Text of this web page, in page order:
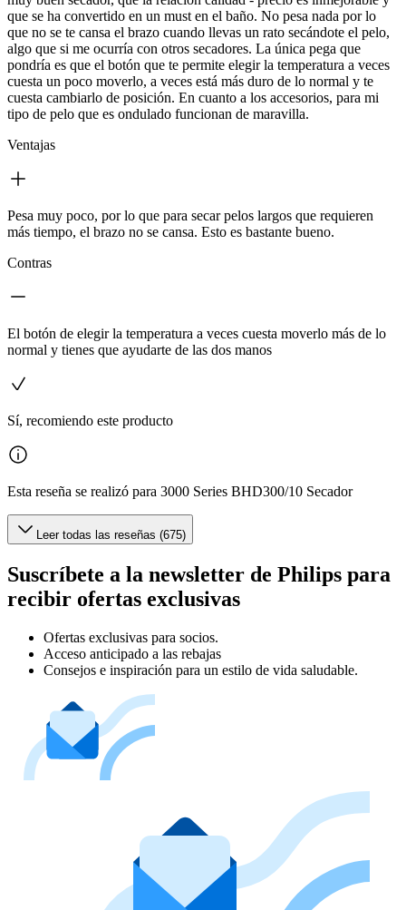
que se ha convertido en un must en el baño. No pesa nada por lo
que no se te cansa el brazo cuando llevas un rato secándote el pelo,
algo que si me ocurría con otros secadores. La única pega que
pondría es que el botón que te permite elegir la temperatura a veces
cuesta un poco moverlo, a veces está más duro de lo normal y te
cuesta cambiarlo de posición. En cuanto a los accesorios, para mi
tipo de pelo que es ondulado funcionan de maravilla.
Ventajas
Pesa muy poco, por lo que para secar pelos largos que requieren
más tiempo, el brazo no se cansa. Esto es bastante bueno.
Contras
El botón de elegir la temperatura a veces cuesta moverlo más de lo
normal y tienes que ayudarte de las dos manos
Sí, recomiendo este producto
Esta reseña se realizó para 3000 Series BHD300/10 Secador
Leer todas las reseñas (675)
Suscríbete a la newsletter de Philips para
recibir ofertas exclusivas
Ofertas exclusivas para socios.
Acceso anticipado a las rebajas
Consejos e inspiración para un estilo de vida saludable.